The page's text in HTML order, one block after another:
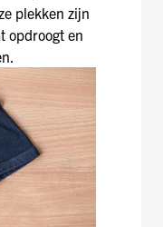
plekken zijn
opdroogt en